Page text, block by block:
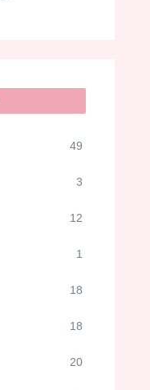
49
3
12
1
18
18
20